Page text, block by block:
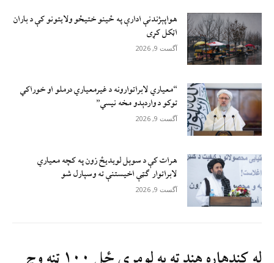
هواپېژندنې ادارې په ځینو ختیځو ولایتونو کې د باران
اټکل کړی
آگست 9, 2026
“معیاري لابراتوارونه د غیرمعیاري درملو او خوراکي
توکو د واردېدو مخه نیسي”
آگست 9, 2026
هرات کې د سوېل ‌لویدیځ زون په کچه معیاري
لابراتوار ګټې اخیستنې ته وسپارل شو
آگست 9, 2026